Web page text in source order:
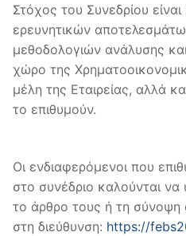
Στόχος του Συνεδρίου
ερευνητικών
μεθοδολογιών ανάλυσης
χώρο της
μέλη της Εταιρείας, αλλά
το επιθυμούν.
Οι ενδιαφερόμενοι που
στο συνέδριο καλούνται
το άρθρο τους ή τη σύνοψη
στη διεύθυνση: https://